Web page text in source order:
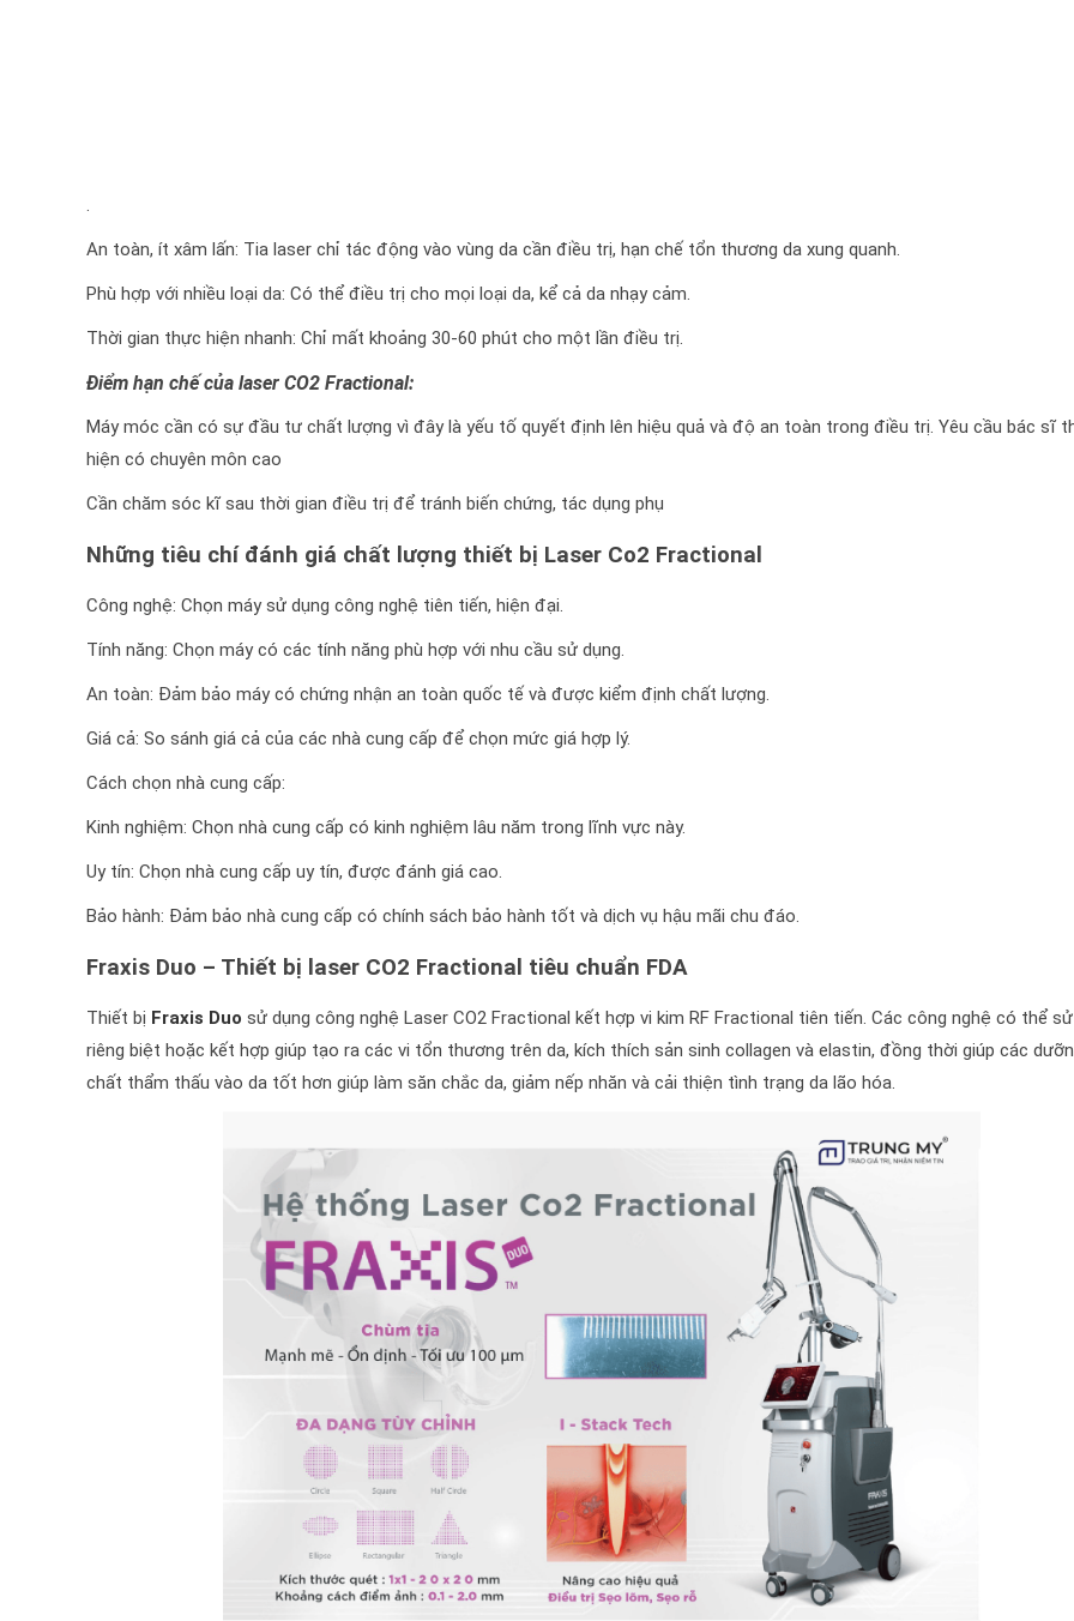
.
An toàn, ít xâm lấn: Tia laser chỉ tác động vào vùng da cần điều trị, hạn chế tổn thương da xung quanh.
Phù hợp với nhiều loại da: Có thể điều trị cho mọi loại da, kể cả da nhạy cảm.
Thời gian thực hiện nhanh: Chỉ mất khoảng 30-60 phút cho một lần điều trị.
Điểm hạn chế của laser CO2 Fractional:
Máy móc cần có sự đầu tư chất lượng vì đây là yếu tố quyết định lên hiệu quả và độ an toàn trong điều trị. Yêu cầu bác sĩ
hiện có chuyên môn cao
Cần chăm sóc kĩ sau thời gian điều trị để tránh biến chứng, tác dụng phụ
Những tiêu chí đánh giá chất lượng thiết bị Laser Co2 Fractional
Công nghệ: Chọn máy sử dụng công nghệ tiên tiến, hiện đại.
Tính năng: Chọn máy có các tính năng phù hợp với nhu cầu sử dụng.
An toàn: Đảm bảo máy có chứng nhận an toàn quốc tế và được kiểm định chất lượng.
Giá cả: So sánh giá cả của các nhà cung cấp để chọn mức giá hợp lý.
Cách chọn nhà cung cấp:
Kinh nghiệm: Chọn nhà cung cấp có kinh nghiệm lâu năm trong lĩnh vực này.
Uy tín: Chọn nhà cung cấp uy tín, được đánh giá cao.
Bảo hành: Đảm bảo nhà cung cấp có chính sách bảo hành tốt và dịch vụ hậu mãi chu đáo.
Fraxis Duo – Thiết bị laser CO2 Fractional tiêu chuẩn FDA
Thiết bị Fraxis Duo sử dụng công nghệ Laser CO2 Fractional kết hợp vi kim RF Fractional tiên tiến. Các công nghệ có thể
riêng biệt hoặc kết hợp giúp tạo ra các vi tổn thương trên da, kích thích sản sinh collagen và elastin, đồng thời giúp các
chất thẩm thấu vào da tốt hơn giúp làm săn chắc da, giảm nếp nhăn và cải thiện tình trạng da lão hóa.